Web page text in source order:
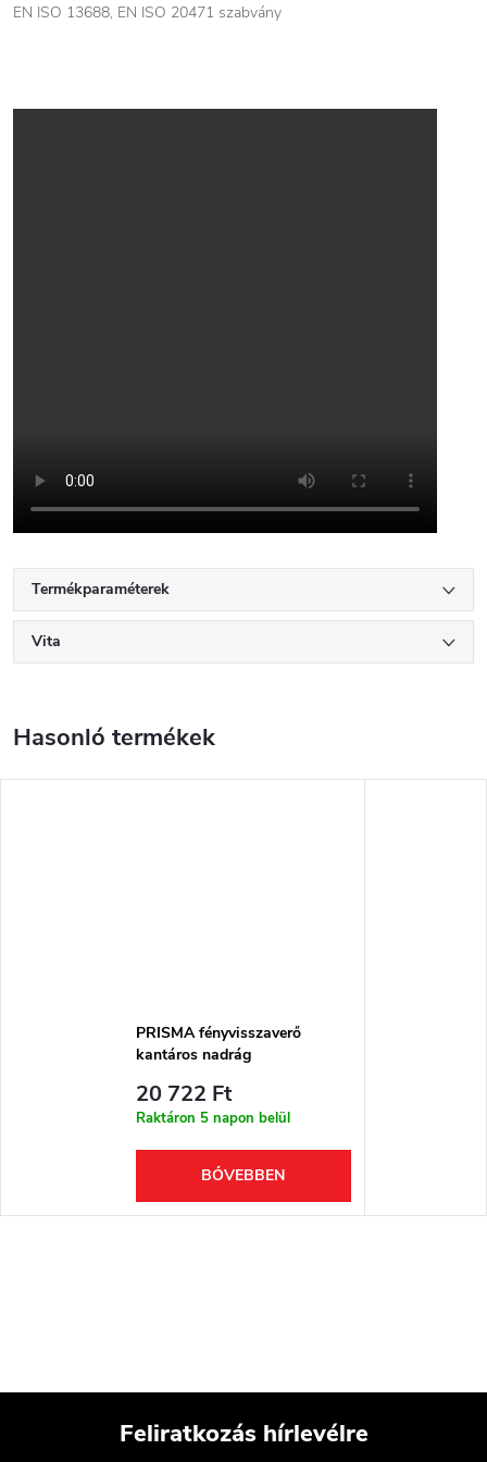
EN ISO 13688, EN ISO 20471 szabvány
Termékparaméterek
Vita
PRISMA fényvisszaverő
kantáros nadrág
20 722 Ft
Raktáron 5 napon belül
BŐVEBBEN
Feliratkozás hírlevélre